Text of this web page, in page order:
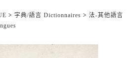
> 字典/語言 Dictionnaires > 法-其他語言